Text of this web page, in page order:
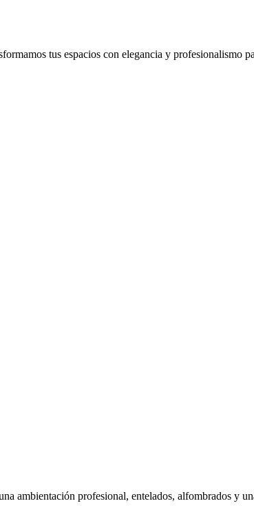
tus espacios con elegancia y profesionalismo
ambientación profesional, entelados, alfombrados y